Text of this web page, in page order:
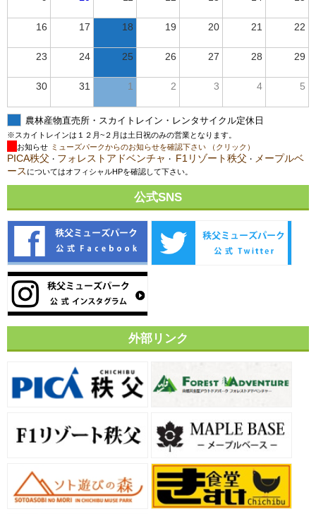
16 17 18 19 20 21 22
23 24 25 26 27 28 29
30 31 1 2 3 4 5
農林産物直売所・スカイトレイン・レンタサイクル定休日
※スカイトレインは１２月~２月は土日祝のみの営業となります。
お知らせ ミューズパークからのお知らせを確認下さい （クリック）
PICA秩父 ・ フォレストアドベンチャ ・ F1リゾート秩父 ・ メープルベ
ース についてはオフィシャルHPを確認して下さい。
公式SNS
外部リンク